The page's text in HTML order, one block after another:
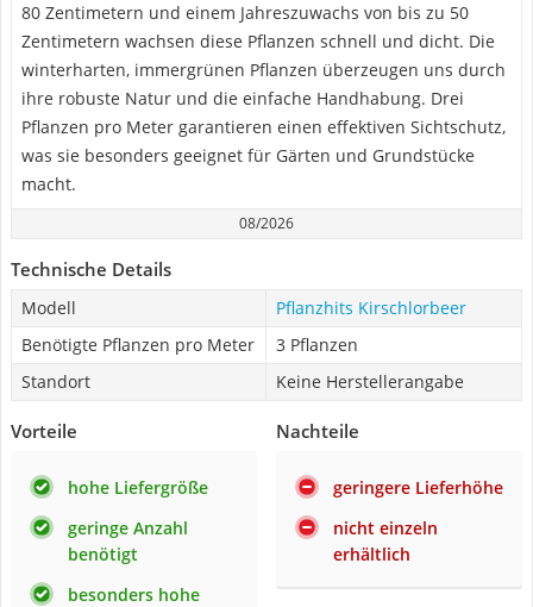
80 Zentimetern und einem Jahreszuwachs von bis zu 50
Zentimetern wachsen diese Pflanzen schnell und dicht. Die
winterharten, immergrünen Pflanzen überzeugen uns durch
ihre robuste Natur und die einfache Handhabung. Drei
Pflanzen pro Meter garantieren einen effektiven Sichtschutz,
was sie besonders geeignet für Gärten und Grundstücke
macht.
08/2026
Technische Details
Modell
Pflanzhits Kirschlorbeer
Benötigte Pflanzen pro Meter
3 Pflanzen
Standort
Keine Herstellerangabe
Vorteile
hohe Liefergröße
geringe Anzahl
benötigt
besonders hohe
Nachteile
geringere Lieferhöhe
nicht einzeln
erhältlich